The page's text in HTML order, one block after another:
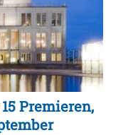
Premieren,